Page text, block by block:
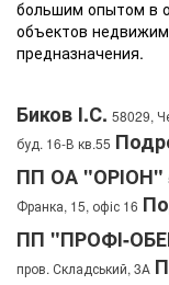
большим опытом в
объектов
предназначения.
Биков І.С. 58029,
буд. 16-В кв.55
ПП ОА "ОРІОН"
Франка, 15, офіс 16
ПП "ПРОФІ-
пров. Складський, 3А